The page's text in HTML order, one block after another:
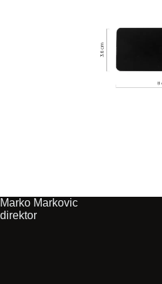
Marko Markovic
direktor